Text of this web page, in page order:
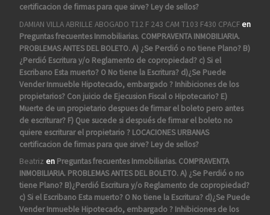
certificacion de firmas para que sirve? Ley de sellos?
DAMIAN VILLA ABRILLE ABOGADO T12 F 243 CAM T103 F430 CPACFen
Preguntas frecuentes Inmobiliarias. COMPRAVENTA INMOBILIARIA.
PROBLEMAS ANTES DEL BOLETO. A) ¿Se Perdió o no tiene Plano? B)
¿Perdió Escritura y/o Reglamento de copropiedad? c) Si el
Escribano Esta muerto? O No tiene la Escritura? d)¿Se Puede
Vender Inmueble Hipotecado, embargado ? Inhibiciones de los
propietarios? Con juicio de Ejecusion Fiscal o Hipotecario? E)
Muerte de un propietario despues de firmar el boleto pero antes
de escriturar? F) Que sucede si después de firmar el boleto no
quiere escriturar el propietario ? LOCACIONES URBANAS
certificacion de firmas para que sirve? Ley de sellos?
Beatriz en Preguntas frecuentes Inmobiliarias. COMPRAVENTA
INMOBILIARIA. PROBLEMAS ANTES DEL BOLETO. A) ¿Se Perdió o no
tiene Plano? B)¿Perdió Escritura y/o Reglamento de copropiedad?
c) Si el Escribano Esta muerto? O No tiene la Escritura? d)¿Se Puede
Vender Inmueble Hipotecado, embargado ? Inhibiciones de los